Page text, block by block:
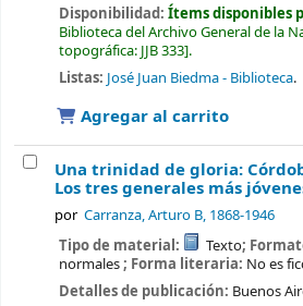
Disponibilidad: Ítems disponibles
Biblioteca del Archivo General de la
topográfica: JJB 333 .
Listas: José Juan Biedma - Biblioteca.
Agregar al carrito
Una trinidad de gloria:
Los tres generales más
por Carranza, Arturo B, 1868-1946
Tipo de material: Texto;
normales; Forma literaria: No es
Detalles de publicación: Buenos